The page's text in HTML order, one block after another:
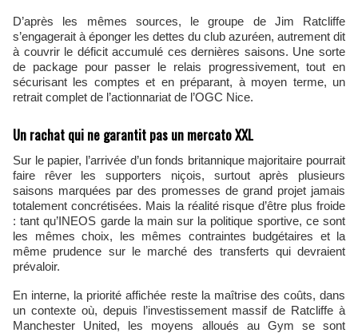
D’après les mêmes sources, le groupe de Jim Ratcliffe
s’engagerait à éponger les dettes du club azuréen, autrement dit
à couvrir le déficit accumulé ces dernières saisons. Une sorte
de package pour passer le relais progressivement, tout en
sécurisant les comptes et en préparant, à moyen terme, un
retrait complet de l’actionnariat de l’OGC Nice.
Un rachat qui ne garantit pas un mercato XXL
Sur le papier, l’arrivée d’un fonds britannique majoritaire pourrait
faire rêver les supporters niçois, surtout après plusieurs
saisons marquées par des promesses de grand projet jamais
totalement concrétisées. Mais la réalité risque d’être plus froide
: tant qu’INEOS garde la main sur la politique sportive, ce sont
les mêmes choix, les mêmes contraintes budgétaires et la
même prudence sur le marché des transferts qui devraient
prévaloir.
En interne, la priorité affichée reste la maîtrise des coûts, dans
un contexte où, depuis l’investissement massif de Ratcliffe à
Manchester United, les moyens alloués au Gym se sont